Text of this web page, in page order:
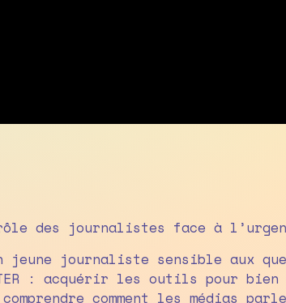
des journalistes face à
jeune journaliste sensible aux
: acquérir les outils pour
comment les médias